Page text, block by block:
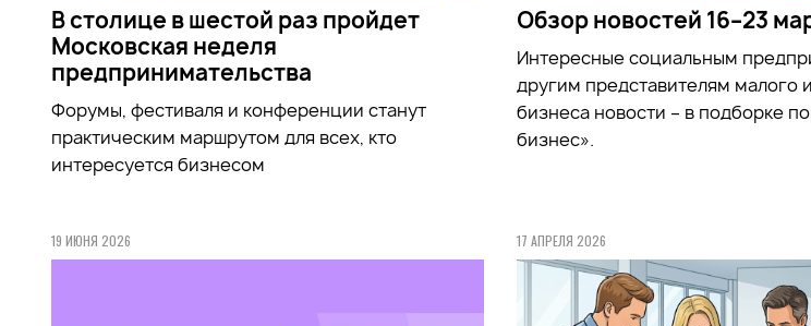
В столице в шестой раз пройдет
Московская неделя
предпринимательства
Форумы, фестиваля и конференции станут
практическим маршрутом для всех, кто
интересуется бизнесом
Обзор новостей 16–23
Интересные социальным
другим представителям малого
бизнеса новости – в подборке
бизнес».
19 ИЮНЯ 2026 17 АПРЕЛЯ 2026